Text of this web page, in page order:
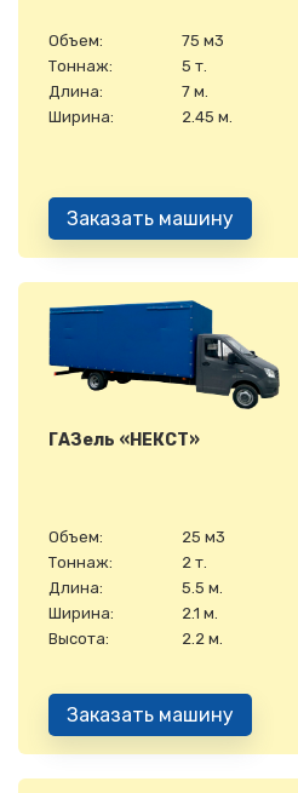
Объем:
75 м3
Тоннаж:
5 т.
Длина:
7 м.
Ширина:
2.45 м.
Заказать машину
ГАЗель «НЕКСТ»
Объем:
25 м3
Тоннаж:
2 т.
Длина:
5.5 м.
Ширина:
2.1 м.
Высота:
2.2 м.
Заказать машину